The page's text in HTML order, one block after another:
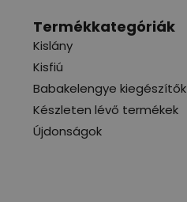
Termékkategóriák
Kislány
Kisfiú
Babakelengye kiegészítők
Készleten lévő termékek
Újdonságok